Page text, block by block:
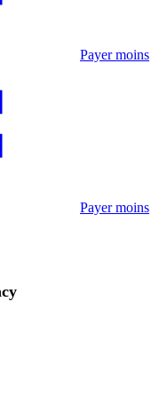
Payer moins
Payer moins